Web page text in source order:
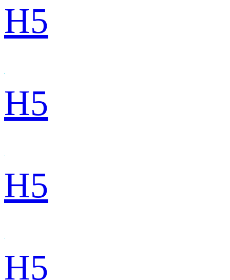
H5
H5
H5
H5